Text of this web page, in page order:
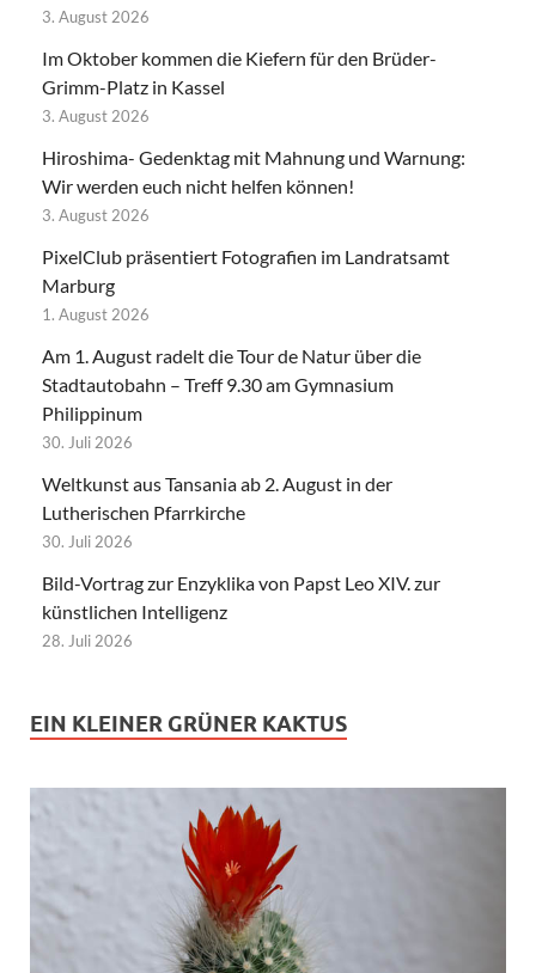
3. August 2026
Im Oktober kommen die Kiefern für den Brüder-
Grimm-Platz in Kassel
3. August 2026
Hiroshima- Gedenktag mit Mahnung und Warnung:
Wir werden euch nicht helfen können!
3. August 2026
PixelClub präsentiert Fotografien im Landratsamt
Marburg
1. August 2026
Am 1. August radelt die Tour de Natur über die
Stadtautobahn – Treff 9.30 am Gymnasium
Philippinum
30. Juli 2026
Weltkunst aus Tansania ab 2. August in der
Lutherischen Pfarrkirche
30. Juli 2026
Bild-Vortrag zur Enzyklika von Papst Leo XIV. zur
künstlichen Intelligenz
28. Juli 2026
EIN KLEINER GRÜNER KAKTUS